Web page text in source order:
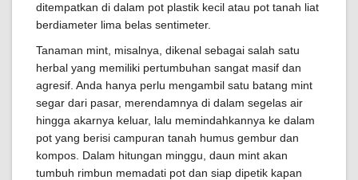
ditempatkan di dalam pot plastik kecil atau pot tanah liat
berdiameter lima belas sentimeter.
Tanaman mint, misalnya, dikenal sebagai salah satu
herbal yang memiliki pertumbuhan sangat masif dan
agresif. Anda hanya perlu mengambil satu batang mint
segar dari pasar, merendamnya di dalam segelas air
hingga akarnya keluar, lalu memindahkannya ke dalam
pot yang berisi campuran tanah humus gembur dan
kompos. Dalam hitungan minggu, daun mint akan
tumbuh rimbun memadati pot dan siap dipetik kapan